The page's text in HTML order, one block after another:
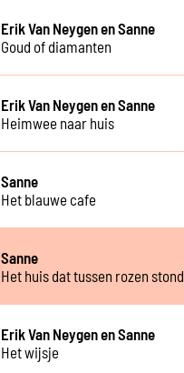
Erik Van Neygen en Sanne
Goud of diamanten
Erik Van Neygen en Sanne
Heimwee naar huis
Sanne
Het blauwe cafe
Sanne
Het huis dat tussen rozen stond
Erik Van Neygen en Sanne
Het wijsje